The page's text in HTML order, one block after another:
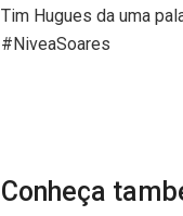
Tim Hugues da uma
#NiveaSoares
Conheça